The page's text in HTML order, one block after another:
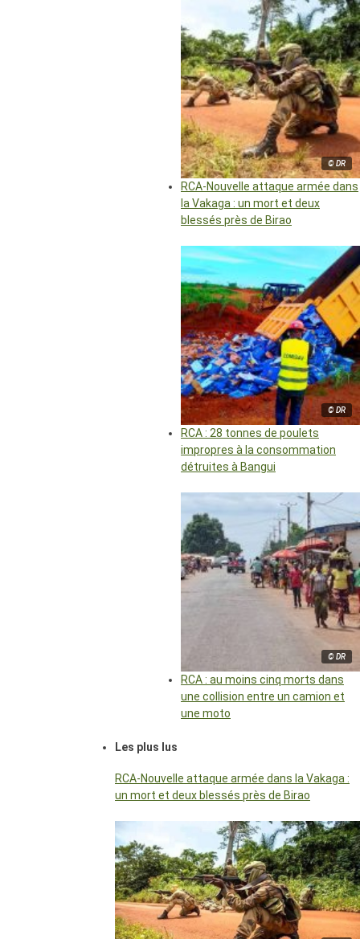
© DR
RCA-Nouvelle attaque armée dans
la Vakaga : un mort et deux
blessés près de Birao
© DR
RCA : 28 tonnes de poulets
impropres à la consommation
détruites à Bangui
© DR
RCA : au moins cinq morts dans
une collision entre un camion et
une moto
Les plus lus
RCA-Nouvelle attaque armée dans la Vakaga :
un mort et deux blessés près de Birao